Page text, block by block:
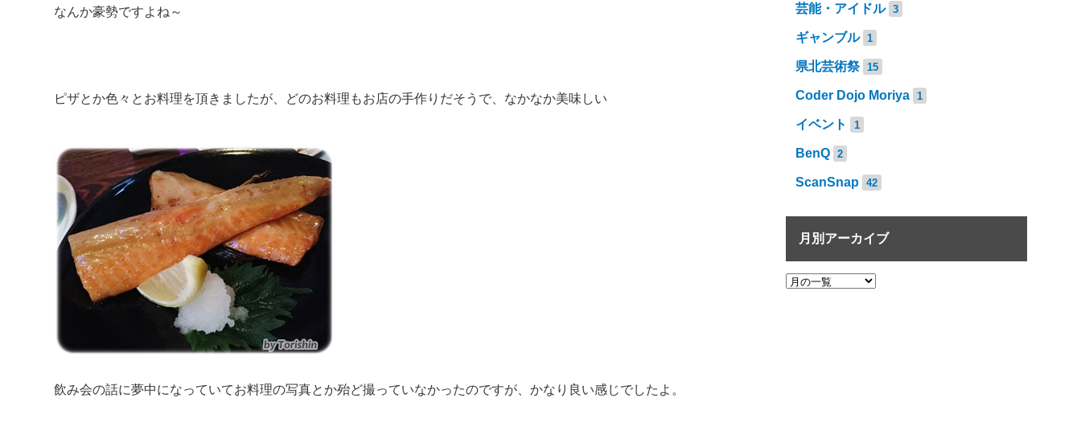
なんか豪勢ですよね～
ピザとか色々とお料理を頂きましたが、どのお料理もお店の手作りだそうで、なかなか美味しい
飲み会の話に夢中になっていてお料理の写真とか殆ど撮っていなかったのですが、かなり良い感じでしたよ。
芸能・アイドル 3
ギャンブル 1
県北芸術祭 15
Coder Dojo Moriya 1
イベント 1
BenQ 2
ScanSnap 42
月別アーカイブ